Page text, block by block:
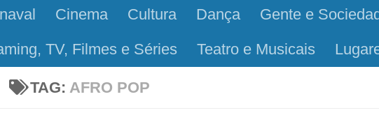
Cinema Cultura Dança Gente e
TV, Filmes e Séries Teatro e Musicais
TAG: AFRO POP